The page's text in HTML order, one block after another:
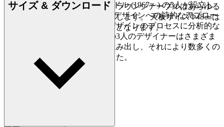
そして住宅と、エンブレイス・ラウンジテーブルはあらゆる
空間でその機能を十二分に発揮します。 天板サイズΦ48㎝は
高さ48㎝、Φ80cmは高さは38㎝となります。
(1968～)、ハラルド・グリュンドル (1967～) の3人が設立し
たデザインスタジオEOOSは、デザインへの詩的なアプロー
チで高い評価を得ています。デザインのプロセスに分析的な
方法を取り入れることで、この3人のデザイナーはさまざま
な工業的・社会的デザインを生み出し、それにより数多くの
賞と世界的な評価を獲得しました。
詳しく見る EOOS
サイズ & ダウンロード